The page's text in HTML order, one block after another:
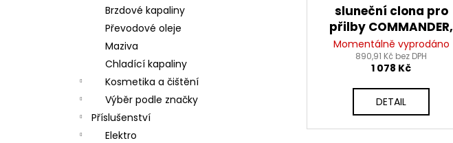
Brzdové kapaliny
Převodové oleje
Maziva
Chladící kapaliny
Kosmetika a čištění
Výběr podle značky
Příslušenství
Elektro
sluneční clona pro
přilby COMMANDER,
AIROH (tmavě
kouřová)
Momentálně vyprodáno
890,91 Kč bez DPH
1 078 Kč
DETAIL